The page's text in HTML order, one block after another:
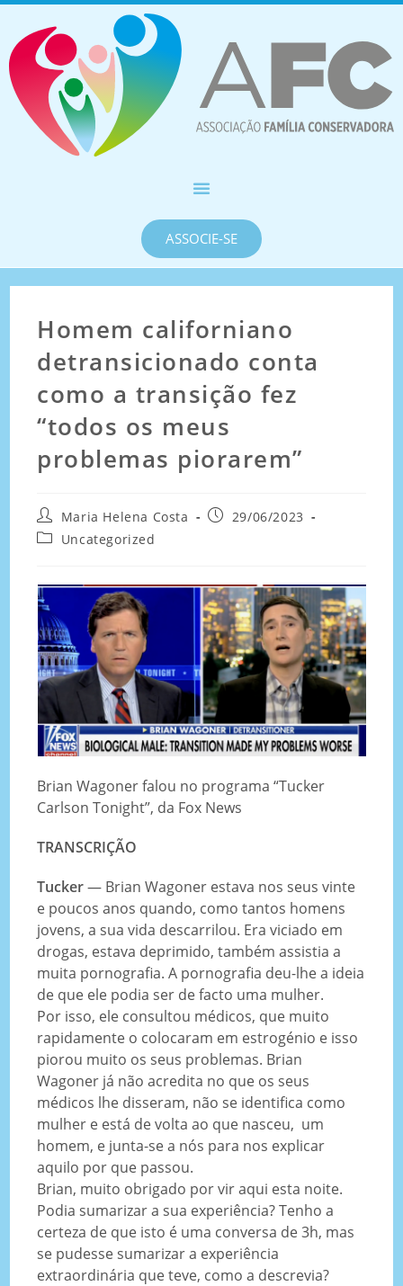
ASSOCIE-SE
Homem californiano
detransicionado conta
como a transição fez
“todos os meus
problemas piorarem”
Maria Helena Costa
29/06/2023
Uncategorized
Brian Wagoner falou no programa “Tucker
Carlson Tonight”, da Fox News
TRANSCRIÇÃO
Tucker— Brian Wagoner estava nos seus vinte
e poucos anos quando, como tantos homens
jovens, a sua vida descarrilou. Era viciado em
drogas, estava deprimido, também assistia a
muita pornografia. A pornografia deu-lhe a ideia
de que ele podia ser de facto uma mulher.
Por isso, ele consultou médicos, que muito
rapidamente o colocaram em estrogénio e isso
piorou muito os seus problemas. Brian
Wagoner já não acredita no que os seus
médicos lhe disseram, não se identifica como
mulher e está de volta ao que nasceu, um
homem, e junta-se a nós para nos explicar
aquilo por que passou.
Brian, muito obrigado por vir aqui esta noite.
Podia sumarizar a sua experiência? Tenho a
certeza de que isto é uma conversa de 3h, mas
se pudesse sumarizar a experiência
extraordinária que teve, como a descrevia?